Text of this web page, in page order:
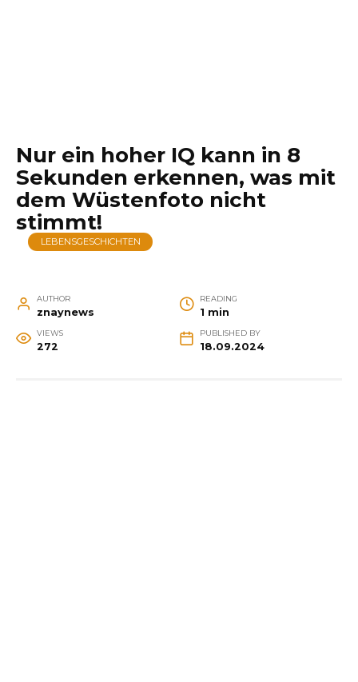
Nur ein hoher IQ kann in 8
Sekunden erkennen, was mit
dem Wüstenfoto nicht
stimmt!
LEBENSGESCHICHTEN
AUTHOR
znaynews
READING
1 min
VIEWS
272
PUBLISHED BY
18.09.2024